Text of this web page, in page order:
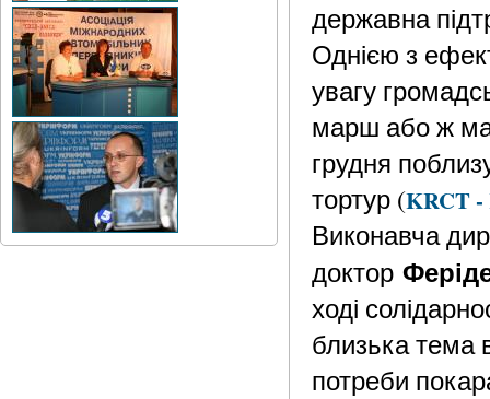
державна
Однією з
увагу
марш або ж
грудня
тортур (KRCT -
Виконавча
доктор
ході
близька тема
потреби